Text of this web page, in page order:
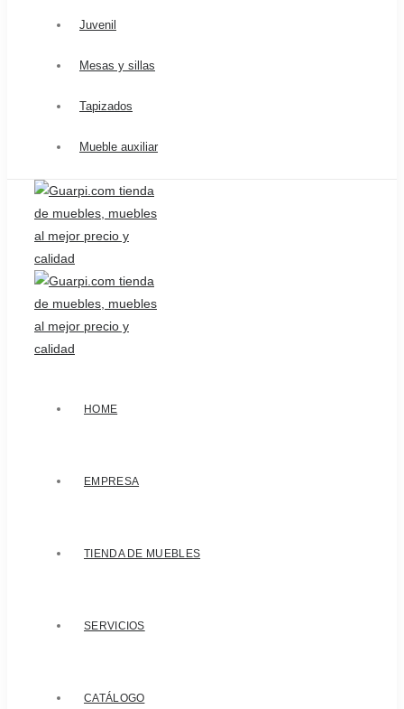
Juvenil
Mesas y sillas
Tapizados
Mueble auxiliar
HOME
EMPRESA
TIENDA DE MUEBLES
SERVICIOS
CATÁLOGO